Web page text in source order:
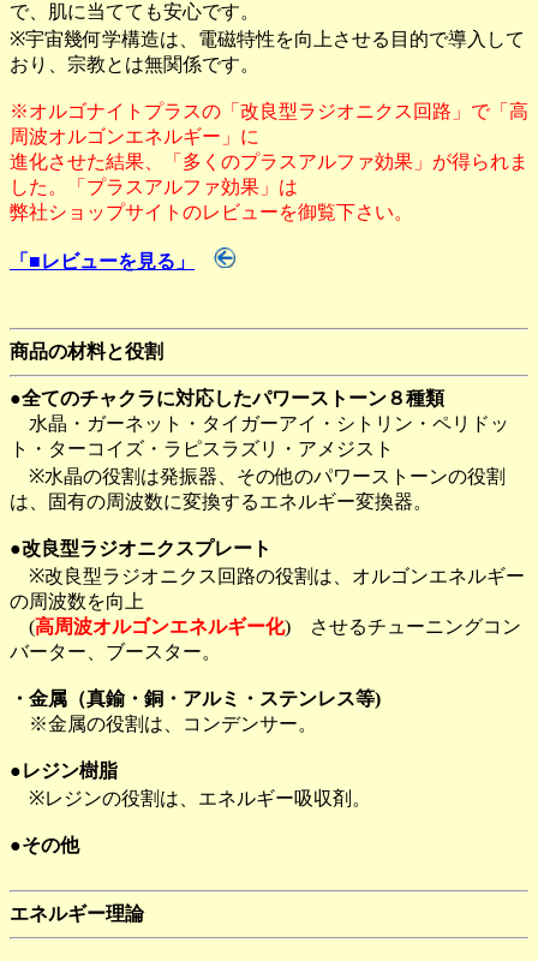
で、肌に当てても安心です。
※宇宙幾何学構造は、電磁特性を向上させる目的で導入して
おり、宗教とは無関係です。
※オルゴナイトプラスの「改良型ラジオニクス回路」で「高
周波オルゴンエネルギー」に
進化させた結果、「多くのプラスアルファ効果」が得られま
した。「プラスアルファ効果」は
弊社ショップサイトのレビューを御覧下さい。
「■レビューを見る」
商品の材料と役割
●全てのチャクラに対応したパワーストーン８種類
水晶・ガーネット・タイガーアイ・シトリン・ペリドッ
ト・ターコイズ・ラピスラズリ・アメジスト
※水晶の役割は発振器、その他のパワーストーンの役割
は、固有の周波数に変換するエネルギー変換器。
●改良型ラジオニクスプレート
※改良型ラジオニクス回路の役割は、オルゴンエネルギー
の周波数を向上
(高周波オルゴンエネルギー化) させるチューニングコン
バーター、ブースター。
・金属（真鍮・銅・アルミ・ステンレス等)
※金属の役割は、コンデンサー。
●レジン樹脂
※レジンの役割は、エネルギー吸収剤。
●その他
エネルギー理論